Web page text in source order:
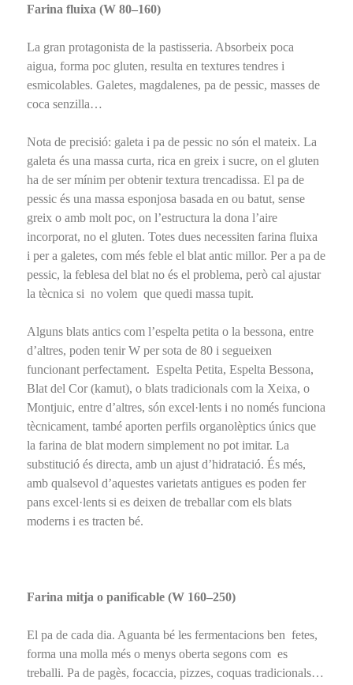
Farina fluixa (W 80–160)
La gran protagonista de la pastisseria. Absorbeix poca
aigua, forma poc gluten, resulta en textures tendres i
esmicolables. Galetes, magdalenes, pa de pessic, masses de
coca senzilla…
Nota de precisió: galeta i pa de pessic no són el mateix. La
galeta és una massa curta, rica en greix i sucre, on el gluten
ha de ser mínim per obtenir textura trencadissa. El pa de
pessic és una massa esponjosa basada en ou batut, sense
greix o amb molt poc, on l’estructura la dona l’aire
incorporat, no el gluten. Totes dues necessiten farina fluixa
i per a galetes, com més feble el blat antic millor. Per a pa de
pessic, la feblesa del blat no és el problema, però cal ajustar
la tècnica si no volem que quedi massa tupit.
Alguns blats antics com l’espelta petita o la bessona, entre
d’altres, poden tenir W per sota de 80 i segueixen
funcionant perfectament. Espelta Petita, Espelta Bessona,
Blat del Cor (kamut), o blats tradicionals com la Xeixa, o
Montjuic, entre d’altres, són excel·lents i no només funciona
tècnicament, també aporten perfils organolèptics únics que
la farina de blat modern simplement no pot imitar. La
substitució és directa, amb un ajust d’hidratació. És més,
amb qualsevol d’aquestes varietats antigues es poden fer
pans excel·lents si es deixen de treballar com els blats
moderns i es tracten bé.
Farina mitja o panificable (W 160–250)
El pa de cada dia. Aguanta bé les fermentacions ben fetes,
forma una molla més o menys oberta segons com es
treballi. Pa de pagès, focaccia, pizzes, coquas tradicionals…